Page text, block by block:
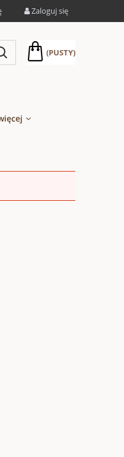
Zaloguj się
(PUSTY)